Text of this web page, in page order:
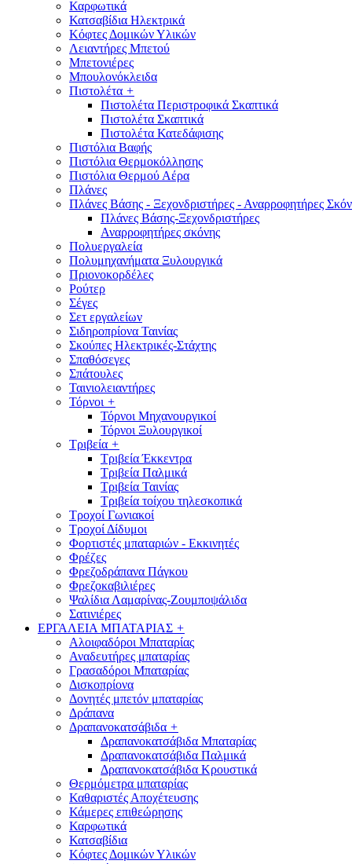
Καρφωτικά
Κατσαβίδια Ηλεκτρικά
Κόφτες Δομικών Υλικών
Λειαντήρες Μπετού
Μπετονιέρες
Μπουλονόκλειδα
Πιστολέτα +
Πιστολέτα Περιστροφικά Σκαπτικά
Πιστολέτα Σκαπτικά
Πιστολέτα Κατεδάφισης
Πιστόλια Βαφής
Πιστόλια Θερμοκόλλησης
Πιστόλια Θερμού Αέρα
Πλάνες
Πλάνες Βάσης - Ξεχονδριστήρες - Αναρροφητήρες
Πλάνες Βάσης-Ξεχονδριστήρες
Αναρροφητήρες σκόνης
Πολυεργαλεία
Πολυμηχανήματα Ξυλουργικά
Πριονοκορδέλες
Ρούτερ
Σέγες
Σετ εργαλείων
Σιδηροπρίονα Ταινίας
Σκούπες Ηλεκτρικές-Στάχτης
Σπαθόσεγες
Σπάτουλες
Ταινιολειαντήρες
Τόρνοι +
Τόρνοι Μηχανουργικοί
Τόρνοι Ξυλουργικοί
Τριβεία +
Τριβεία Έκκεντρα
Τριβεία Παλμικά
Τριβεία Ταινίας
Τριβεία τοίχου τηλεσκοπικά
Τροχοί Γωνιακοί
Τροχοί Δίδυμοι
Φορτιστές μπαταριών - Εκκινητές
Φρέζες
Φρεζοδράπανα Πάγκου
Φρεζοκαβιλιέρες
Ψαλίδια Λαμαρίνας-Ζουμποψάλιδα
Σατινιέρες
ΕΡΓΑΛΕΙΑ ΜΠΑΤΑΡΙΑΣ +
Αλοιφαδόροι Μπαταρίας
Αναδευτήρες μπαταρίας
Γρασαδόροι Μπαταρίας
Δισκοπρίονα
Δονητές μπετόν μπαταρίας
Δράπανα
Δραπανοκατσάβιδα +
Δραπανοκατσάβιδα Μπαταρίας
Δραπανοκατσάβιδα Παλμικά
Δραπανοκατσάβιδα Κρουστικά
Θερμόμετρα μπαταρίας
Καθαριστές Αποχέτευσης
Κάμερες επιθεώρησης
Καρφωτικά
Κατσαβίδια
Κόφτες Δομικών Υλικών